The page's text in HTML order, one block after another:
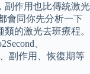
副作用也比傳統激光
會同你先分析一下
的激光去班療程。
、
副作用、恢復期等